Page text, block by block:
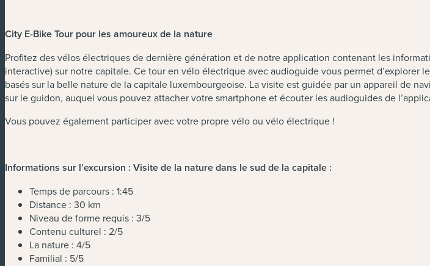
City E-Bike Tour pour les amoureux de la nature
Profitez des vélos électriques de dernière génération et de notre application contenant les
interactive) sur notre capitale. Ce tour en vélo électrique avec audioguide vous permet d’explorer
basés sur la belle nature de la capitale luxembourgeoise. La visite est guidée par un appareil de
sur le guidon, auquel vous pouvez attacher votre smartphone et écouter les audioguides de
Vous pouvez également participer avec votre propre vélo ou vélo électrique !
Informations sur l’excursion : Visite de la nature dans le sud de la capitale :
Temps de parcours : 1:45
Distance : 30 km
Niveau de forme requis : 3/5
Contenu culturel : 2/5
La nature : 4/5
Familial : 5/5